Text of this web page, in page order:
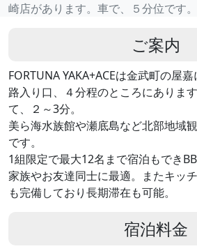
崎店があります。車で、５分位です。
ご案内
FORTUNA YAKA+ACEは金武町の屋
路入り口、４分程のところにありま
て、２～3分。
美ら海水族館や瀬底島など北部地域
です。
1組限定で最大12名まで宿泊もでき
家族やお友達同士に最適。またキッ
も完備しており長期滞在も可能。
宿泊料金